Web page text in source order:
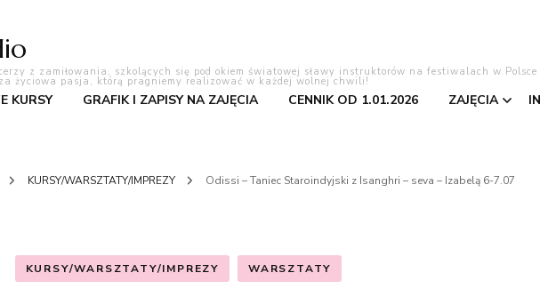
z zamiłowania, szkolących się pod okiem światowej sławy instruktorów na festiwalach w
życiowa pasja, którą pragniemy realizować w każdej wolnej chwili!
KURSY GRAFIK I ZAPISY NA ZAJĘCIA CENNIK OD 1.01.2026 ZAJĘCIA
KURSY/WARSZTATY/IMPREZY Odissi – Taniec Staroindyjski z Isanghri – seva – Izabelą 6-7.07
KURSY/WARSZTATY/IMPREZY WARSZTATY